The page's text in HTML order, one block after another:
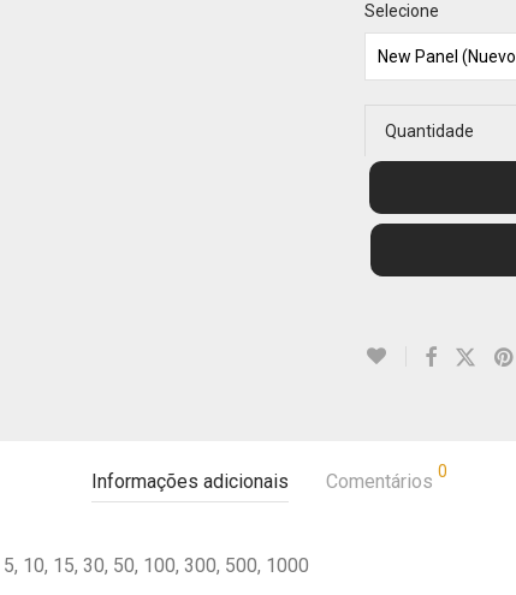
Selecione
Quantidade
Informações adicionais Comentários 0
5, 10, 15, 30, 50, 100, 300, 500, 1000